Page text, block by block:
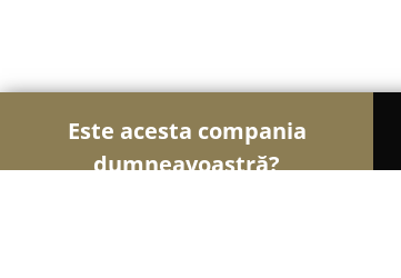
Este acesta compania
dumneavoastră?